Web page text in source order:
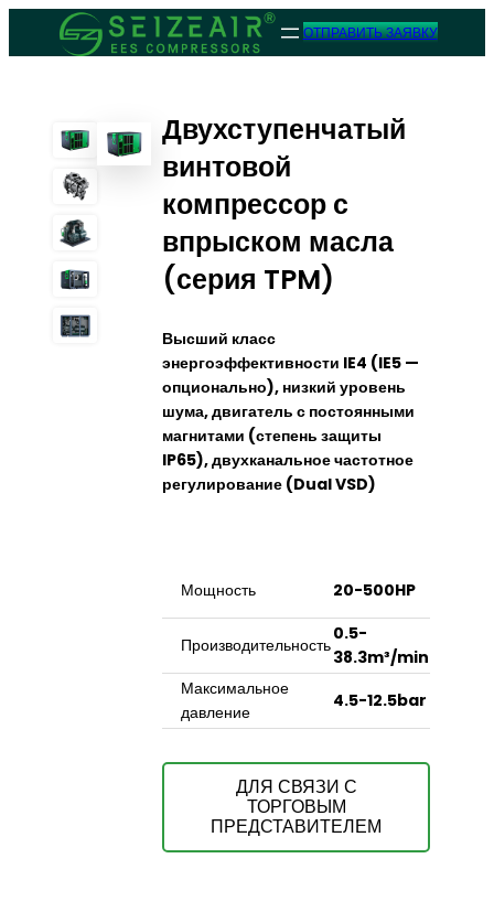
ОТПРАВИТЬ ЗАЯВКУ
Двухступенчатый
винтовой
компрессор с
впрыском масла
(серия TPM)
Высший класс
энергоэффективности IE4 (IE5 —
опционально), низкий уровень
шума, двигатель с постоянными
магнитами (степень защиты
IP65), двухканальное частотное
регулирование (Dual VSD)
Мощность 20-500HP
Производительность
0.5-
38.3m³/min
Максимальное
давление
4.5-12.5bar
ДЛЯ СВЯЗИ С
ТОРГОВЫМ
ПРЕДСТАВИТЕЛЕМ